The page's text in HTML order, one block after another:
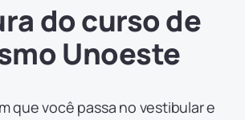
do curso de
Unoeste
que você passa no vestibular e